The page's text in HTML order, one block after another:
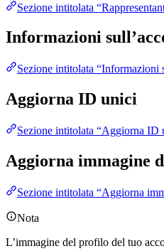
Sezione intitolata
Informazioni
Sezione intitolata “Informazioni
Aggiorna ID unici
Sezione intitolata “Aggiorna ID
Aggiorna immagine
Sezione intitolata “Aggiorna
Nota
L’immagine del profilo del tuo